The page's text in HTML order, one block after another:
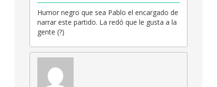
Humor negro que sea Pablo el encargado de
narrar este partido. La redó que le gusta a la
gente (?)